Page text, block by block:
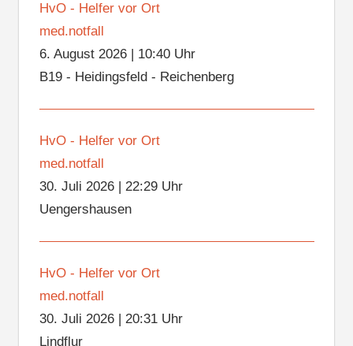
HvO - Helfer vor Ort
med.notfall
6. August 2026| 10:40 Uhr
B19 - Heidingsfeld - Reichenberg
HvO - Helfer vor Ort
med.notfall
30. Juli 2026| 22:29 Uhr
Uengershausen
HvO - Helfer vor Ort
med.notfall
30. Juli 2026| 20:31 Uhr
Lindflur